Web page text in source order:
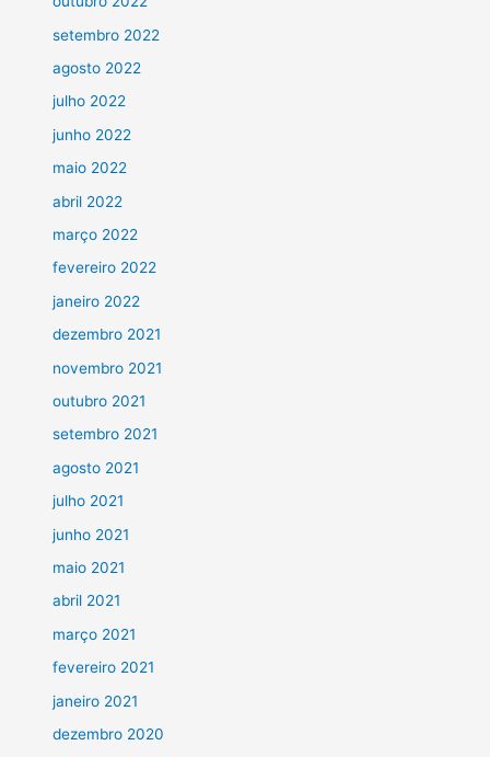
setembro 2022
agosto 2022
julho 2022
junho 2022
maio 2022
abril 2022
março 2022
fevereiro 2022
janeiro 2022
dezembro 2021
novembro 2021
outubro 2021
setembro 2021
agosto 2021
julho 2021
junho 2021
maio 2021
abril 2021
março 2021
fevereiro 2021
janeiro 2021
dezembro 2020